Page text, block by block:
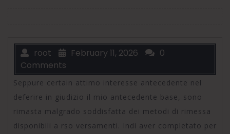
root February 11, 2026
0
Comments
Seppure certain attimo interesse antecedente nel
deferire in giudizio il mio antecedente base, sono
rimasta malgrado soddisfatta dei metodi di rimessa
disponibili a rso versamenti. Indi aver completato per